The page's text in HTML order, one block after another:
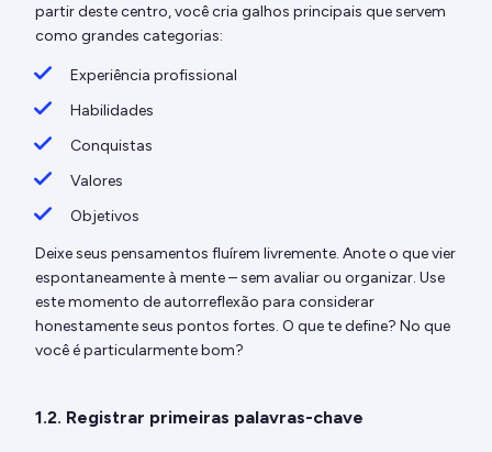
partir deste centro, você cria galhos principais que servem
como grandes categorias:
Experiência profissional
Habilidades
Conquistas
Valores
Objetivos
Deixe seus pensamentos fluírem livremente. Anote o que vier
espontaneamente à mente – sem avaliar ou organizar. Use
este momento de autorreflexão para considerar
honestamente seus pontos fortes. O que te define? No que
você é particularmente bom?
1.2. Registrar primeiras palavras-chave